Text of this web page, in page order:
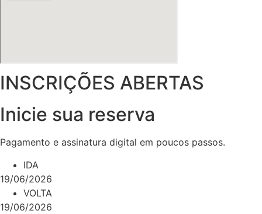
INSCRIÇÕES ABERTAS
Inicie sua reserva
Pagamento e assinatura digital em poucos passos.
IDA
19/06/2026
VOLTA
19/06/2026